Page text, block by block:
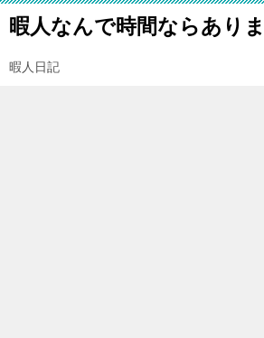
暇人なんで時間ならあり
暇人日記